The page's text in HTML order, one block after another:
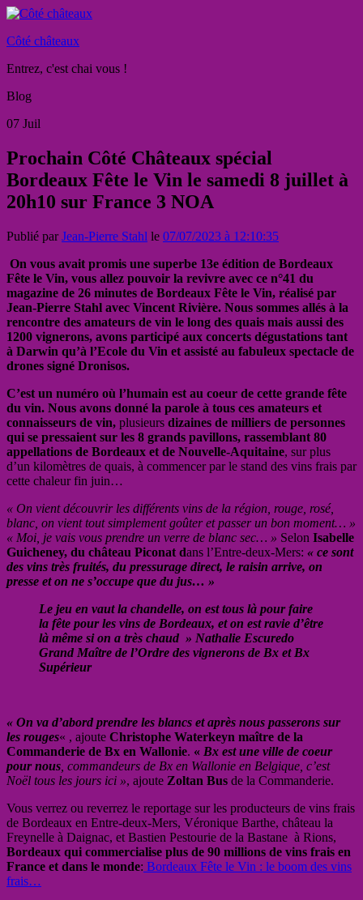
Côté châteaux
Entrez, c'est chai vous !
Blog
07 Juil
Prochain Côté Châteaux spécial
Bordeaux Fête le Vin le samedi 8 juillet à
20h10 sur France 3 NOA
Publié parJean-Pierre Stahl le 07/07/2023 à 12:10:35
On vous avait promis une superbe 13e édition de Bordeaux
Fête le Vin, vous allez pouvoir la revivre avec ce n°41 du
magazine de 26 minutes de Bordeaux Fête le Vin, réalisé par
Jean-Pierre Stahl avec Vincent Rivière. Nous sommes allés à la
rencontre des amateurs de vin le long des quais mais aussi des
1200 vignerons, avons participé aux concerts dégustations tant
à Darwin qu’à l’Ecole du Vin et assisté au fabuleux spectacle de
drones signé Dronisos.
C’est un numéro où l’humain est au coeur de cette grande fête
du vin. Nous avons donné la parole à tous ces amateurs et
connaisseurs de vin, plusieurs dizaines de milliers de personnes
qui se pressaient sur les 8 grands pavillons, rassemblant 80
appellations de Bordeaux et de Nouvelle-Aquitaine, sur plus
d’un kilomètres de quais, à commencer par le stand des vins frais par
cette chaleur fin juin…
« On vient découvrir les différents vins de la région, rouge, rosé,
blanc, on vient tout simplement goûter et passer un bon moment… »
« Moi, je vais vous prendre un verre de blanc sec… » Selon Isabelle
Guicheney, du château Piconat dans l’Entre-deux-Mers: « ce sont
des vins très fruités, du pressurage direct, le raisin arrive, on
presse et on ne s’occupe que du jus… »
Le jeu en vaut la chandelle, on est tous là pour faire
la fête pour les vins de Bordeaux, et on est ravie d’être
là même si on a très chaud » Nathalie Escuredo
Grand Maître de l’Ordre des vignerons de Bx et Bx
Supérieur
« On va d’abord prendre les blancs et après nous passerons sur
les rouges« , ajoute Christophe Waterkeyn maître de la
Commanderie de Bx en Wallonie. « Bx est une ville de coeur
pour nous , commandeurs de Bx en Wallonie en Belgique, c’est
Noël tous les jours ici », ajoute Zoltan Bus de la Commanderie.
Vous verrez ou reverrez le reportage sur les producteurs de vins frais
de Bordeaux en Entre-deux-Mers, Véronique Barthe, château la
Freynelle à Daignac, et Bastien Pestourie de la Bastane à Rions,
Bordeaux qui commercialise plus de 90 millions de vins frais en
France et dans le monde: Bordeaux Fête le Vin : le boom des vins
frais…